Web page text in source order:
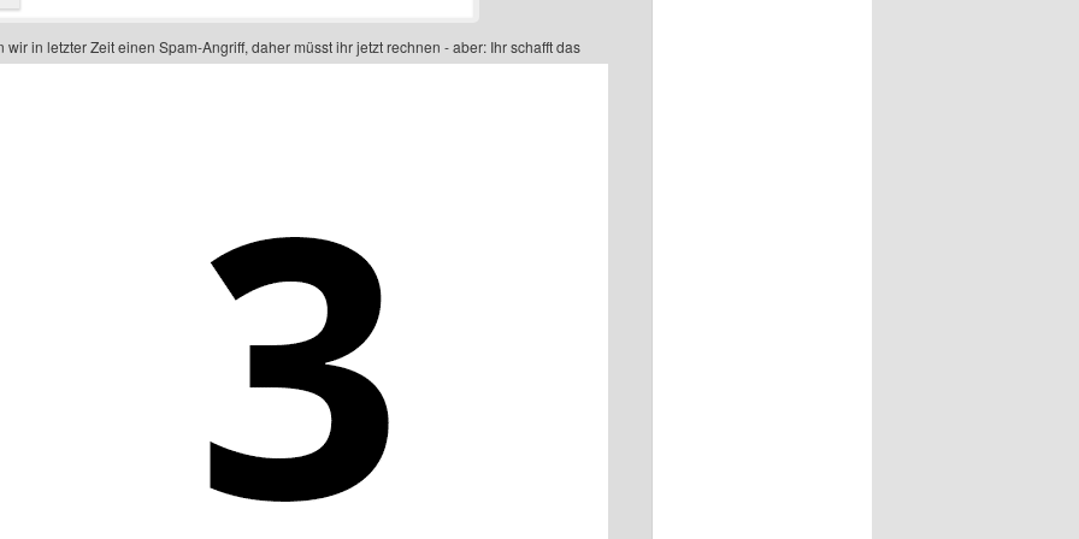
wir in letzter Zeit einen Spam-Angriff, daher müsst ihr jetzt rechnen - aber: Ihr schafft das